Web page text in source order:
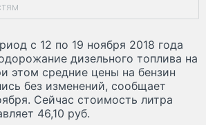
с 12 по 19 ноября 2018 года
дизельного топлива на
этом средние цены на бензин
без изменений, сообщает
Сейчас стоимость литра
46,10 руб.